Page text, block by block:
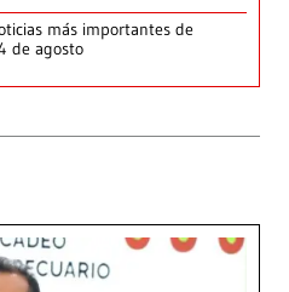
más importantes de
de agosto